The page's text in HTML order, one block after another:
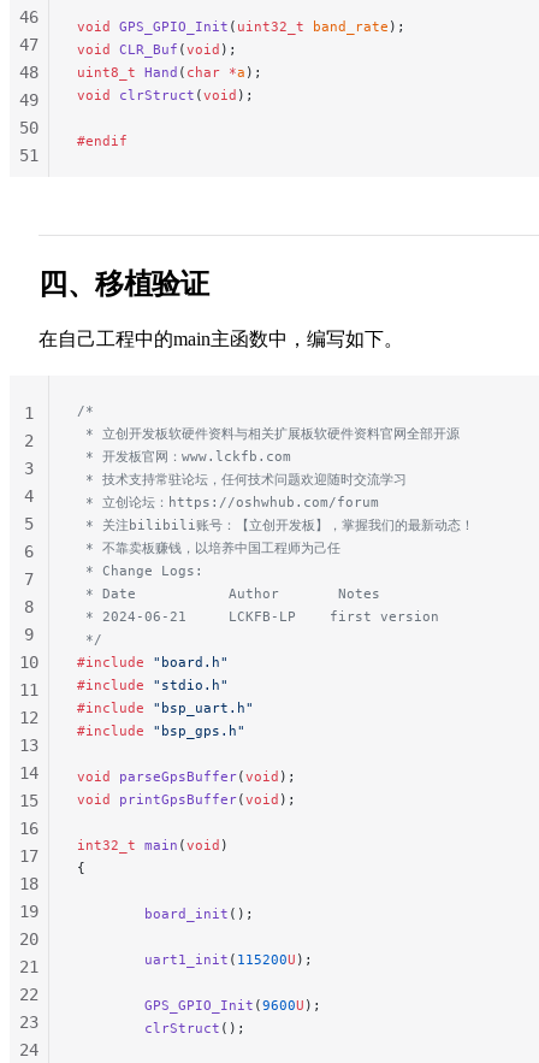
void GPS_GPIO_Init ( uint32_t band_rate );
void CLR_Buf (void );
uint8_t Hand ( char *a );
void clrStruct (void );
#endif
46
47
48
49
50
51
60
61
62
四、移植验证
在自己工程中的main主函数中，编写如下。
/*
* 立创开发板软硬件资料与相关扩展板软硬件资料官网全部开源
* 开发板官网：www.lckfb.com
* 技术支持常驻论坛，任何技术问题欢迎随时交流学习
* 立创论坛：https://oshwhub.com/forum
* 关注bilibili账号：【立创开发板】，掌握我们的最新动态！
* 不靠卖板赚钱，以培养中国工程师为己任
* Change Logs:
* Date           Author       Notes
* 2024-06-21     LCKFB-LP    first version
*/
#include "board.h"
#include "stdio.h"
#include "bsp_uart.h"
#include "bsp_gps.h"
void parseGpsBuffer(void );
void printGpsBuffer(void );
int32_t main (void )
{
        board_init
();
        uart1_init
( 115200U );
        GPS_GPIO_Init
(9600U );
        clrStruct
();
1
2
3
4
5
6
7
8
9
10
11
12
13
14
15
16
17
18
19
20
21
22
23
24